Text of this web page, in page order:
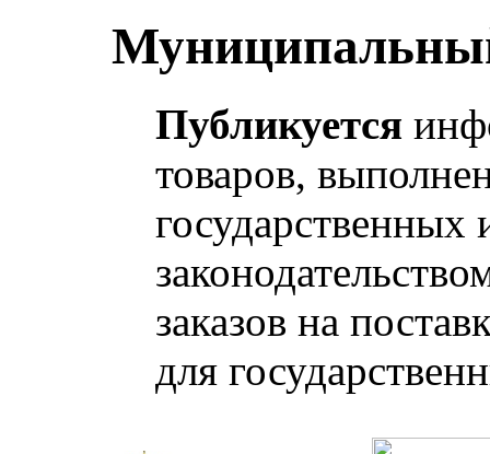
Публикуется
товаров,
заказов на
для